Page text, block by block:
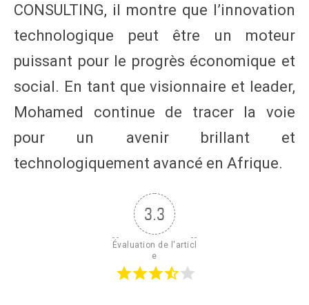
CONSULTING, il montre que l’innovation
technologique peut être un moteur
puissant pour le progrès économique et
social. En tant que visionnaire et leader,
Mohamed continue de tracer la voie
pour un avenir brillant et
technologiquement avancé en Afrique.
3.3
Évaluation de l'articl
e